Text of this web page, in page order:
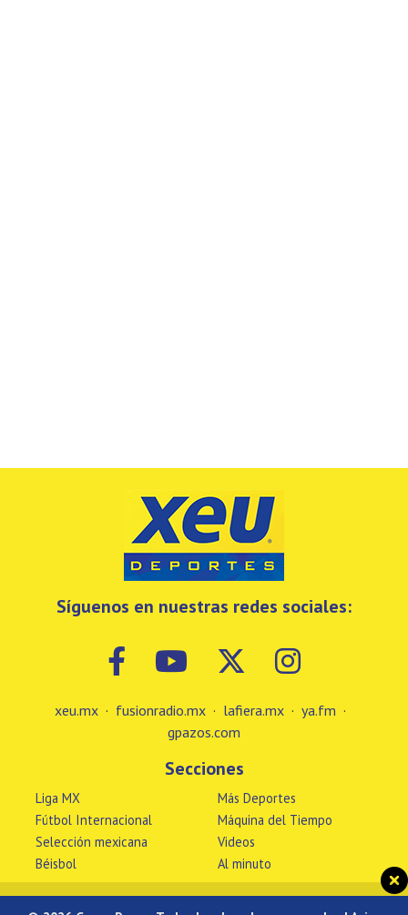
Síguenos en nuestras redes sociales:
xeu.mx · fusionradio.mx · lafiera.mx · ya.fm ·
gpazos.com
Secciones
Liga MX
Fútbol Internacional
Selección mexicana
Béisbol
Más Deportes
Máquina del Tiempo
Videos
Al minuto